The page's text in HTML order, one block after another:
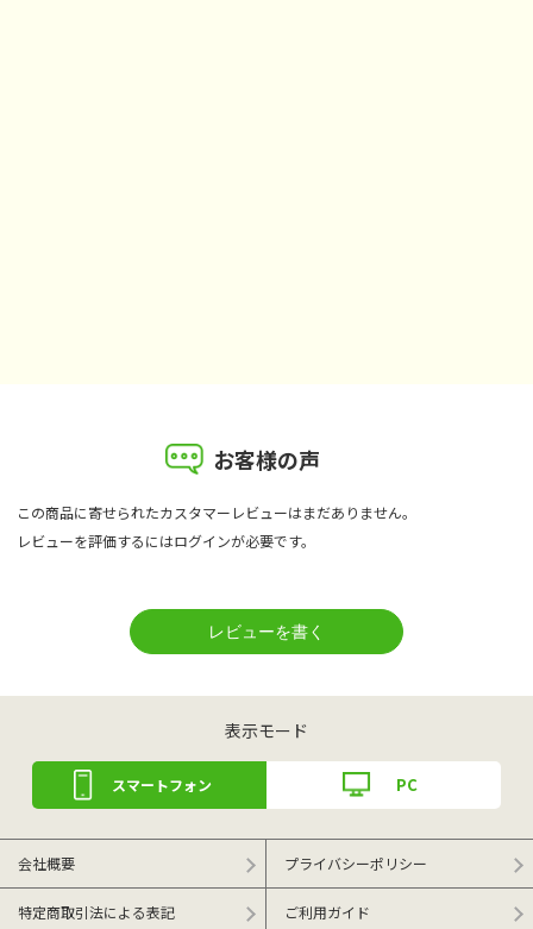
お客様の声
この商品に寄せられたカスタマーレビューはまだありません。
レビューを評価するにはログインが必要です。
表示モード
スマートフォン PC
会社概要 プライバシーポリシー
特定商取引法による表記 ご利用ガイド